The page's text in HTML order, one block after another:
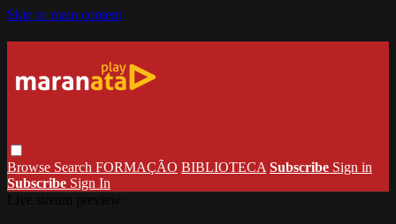
Skip to main content
Browse Search FORMAÇÃO BIBLIOTECA Subscribe Sign in
Subscribe Sign In